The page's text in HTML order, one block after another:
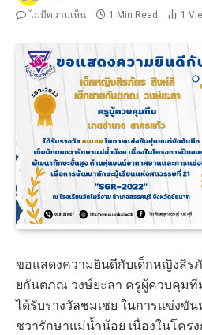
ไม่มีความเห็น
1 Min Read 1
ขอแสดงความยินดีกับเด็กหญิงสิร
ยกันตภณ วงษ์ยะลา ครูผู้ควบคุมที
ได้รับรางวัลชมเชย ในการแข่งขั
ชวารักษาแม่น้ำน้อย เนื่องในโค